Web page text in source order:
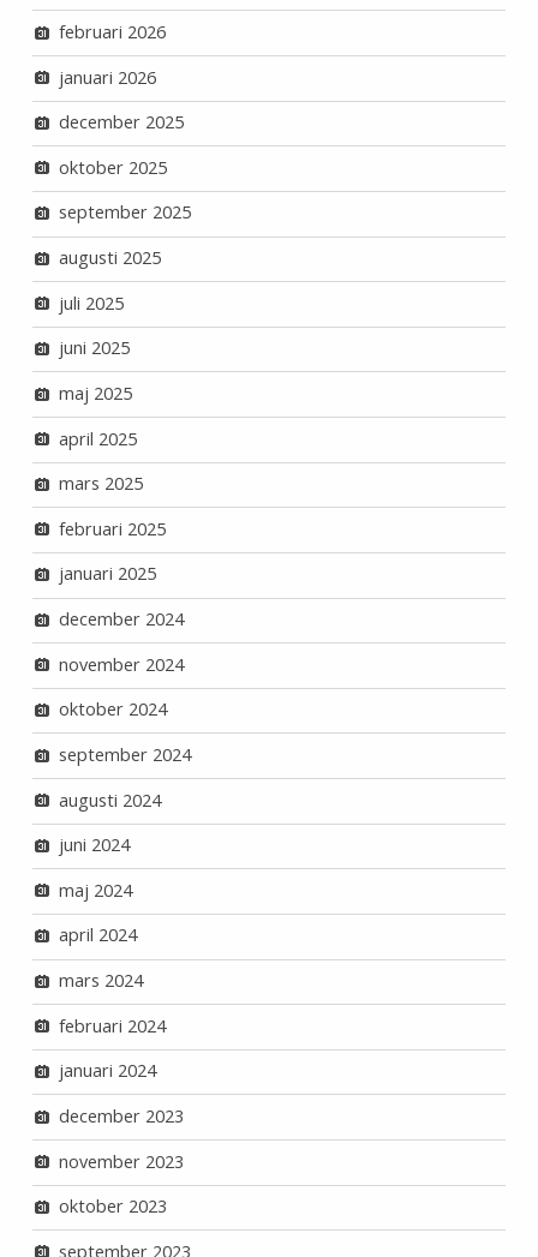
februari 2026
januari 2026
december 2025
oktober 2025
september 2025
augusti 2025
juli 2025
juni 2025
maj 2025
april 2025
mars 2025
februari 2025
januari 2025
december 2024
november 2024
oktober 2024
september 2024
augusti 2024
juni 2024
maj 2024
april 2024
mars 2024
februari 2024
januari 2024
december 2023
november 2023
oktober 2023
september 2023